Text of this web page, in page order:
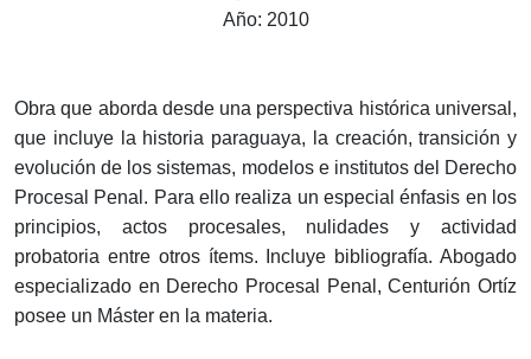
Año: 2010
Obra que aborda desde una perspectiva histórica universal,
que incluye la historia paraguaya, la creación, transición y
evolución de los sistemas, modelos e institutos del Derecho
Procesal Penal. Para ello realiza un especial énfasis en los
principios, actos procesales, nulidades y actividad
probatoria entre otros ítems. Incluye bibliografía. Abogado
especializado en Derecho Procesal Penal, Centurión Ortíz
posee un Máster en la materia.